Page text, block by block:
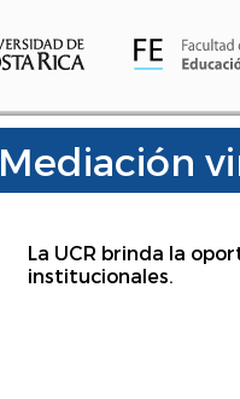
Mediación
La UCR brinda la
institucionales.